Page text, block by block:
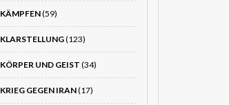
KÄMPFEN(59)
KLARSTELLUNG(123)
KÖRPER UND GEIST (34)
KRIEG GEGEN IRAN(17)